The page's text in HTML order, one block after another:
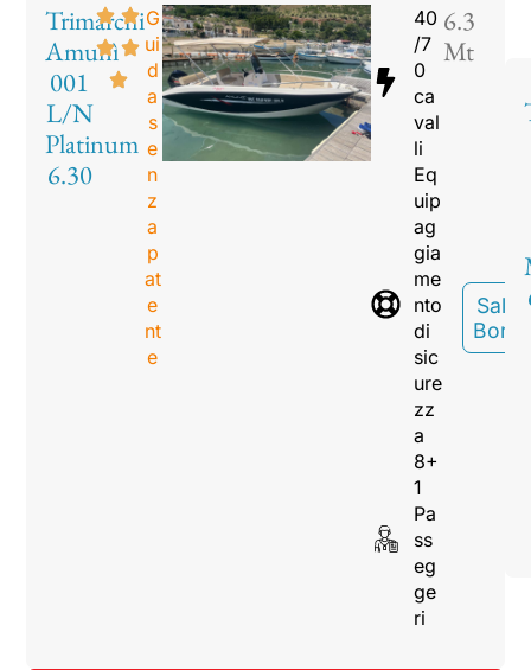
Trimarchi
Amunì
001
L/N
Platinum
6.30
G
ui
d
a
s
e
n
z
a
p
at
e
nt
e
40
/7
0
ca
val
li
Eq
uip
ag
gia
me
nto
di
sic
ure
zz
a
8+
1
Pa
ss
eg
ge
ri
6.3
Mt
Sali A